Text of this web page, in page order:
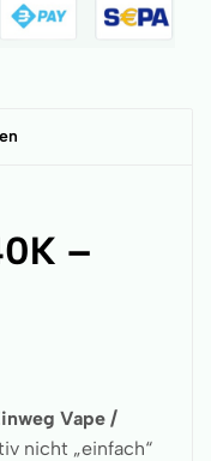
–
Vape /
nicht „einfach“